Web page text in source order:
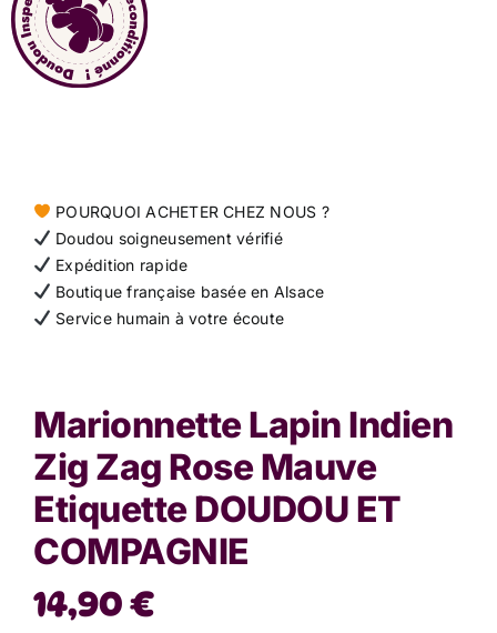
Contact
POURQUOI ACHETER CHEZ NOUS ?
Doudou soigneusement vérifié
Expédition rapide
Boutique française basée en Alsace
Service humain à votre écoute
Marionnette Lapin Indien
Zig Zag Rose Mauve
Etiquette DOUDOU ET
COMPAGNIE
14,90€